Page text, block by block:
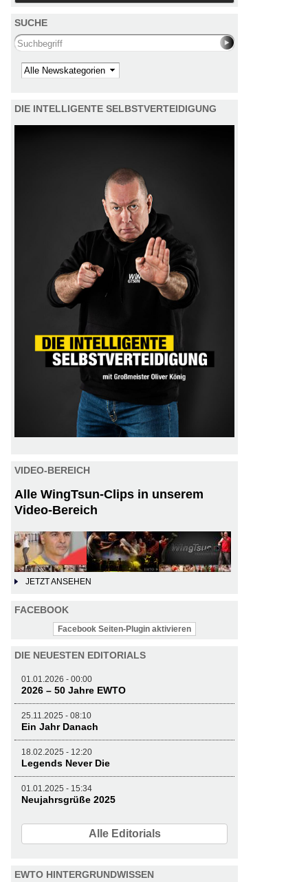
SUCHE
Search this site
Kategorie
DIE INTELLIGENTE SELBSTVERTEIDIGUNG
VIDEO-BEREICH
Alle WingTsun-Clips in unserem
Video-Bereich
JETZT ANSEHEN
FACEBOOK
Facebook Seiten-Plugin aktivieren
DIE NEUESTEN EDITORIALS
01.01.2026 - 00:00
2026 – 50 Jahre EWTO
25.11.2025 - 08:10
Ein Jahr Danach
18.02.2025 - 12:20
Legends Never Die
01.01.2025 - 15:34
Neujahrsgrüße 2025
Alle Editorials
EWTO HINTERGRUNDWISSEN